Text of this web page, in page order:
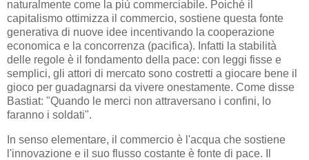
naturalmente come la più commerciabile. Poiché il
capitalismo ottimizza il commercio, sostiene questa fonte
generativa di nuove idee incentivando la cooperazione
economica e la concorrenza (pacifica). Infatti la stabilità
delle regole è il fondamento della pace: con leggi fisse e
semplici, gli attori di mercato sono costretti a giocare bene il
gioco per guadagnarsi da vivere onestamente. Come disse
Bastiat: "Quando le merci non attraversano i confini, lo
faranno i soldati".
In senso elementare, il commercio è l'acqua che sostiene
l'innovazione e il suo flusso costante è fonte di pace. Il